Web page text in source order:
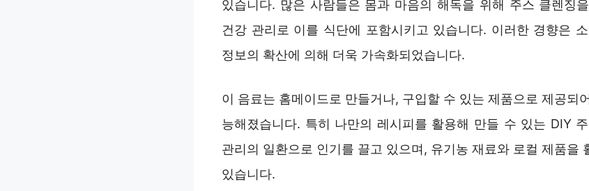
있습니다. 많은 사람들은 몸과 마음의 해독을 위해 주스 클렌징
건강 관리로 이를 식단에 포함시키고 있습니다. 이러한 경향은
정보의 확산에 의해 더욱 가속화되었습니다.
이 음료는 홈메이드로 만들거나, 구입할 수 있는 제품으로 제공되
능해졌습니다. 특히 나만의 레시피를 활용해 만들 수 있는 DIY
관리의 일환으로 인기를 끌고 있으며, 유기농 재료와 로컬 제품을
있습니다.